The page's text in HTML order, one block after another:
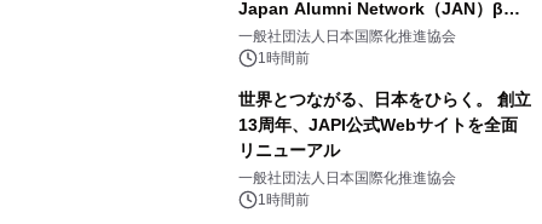
Japan Alumni Network（JAN）β版
をリリース
一般社団法人日本国際化推進協会
1時間前
世界とつながる、日本をひらく。 創立
13周年、JAPI公式Webサイトを全面
リニューアル
一般社団法人日本国際化推進協会
1時間前